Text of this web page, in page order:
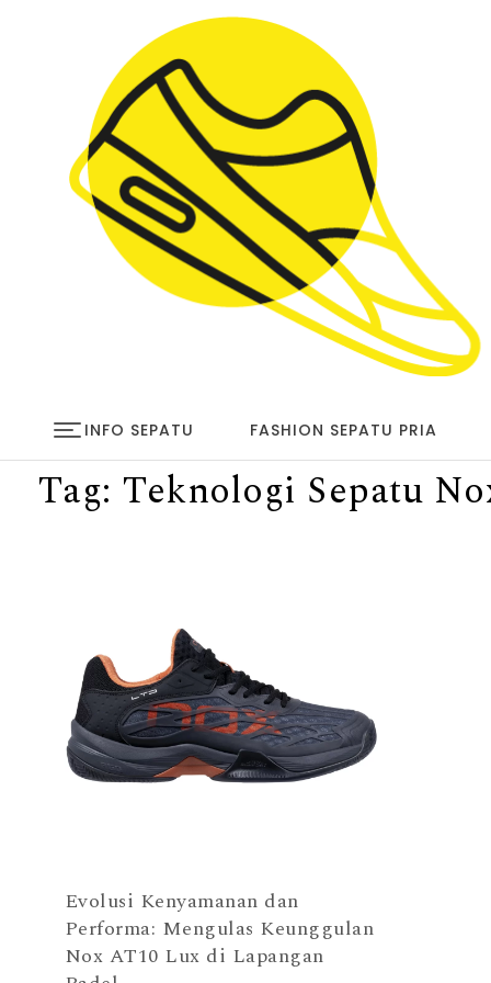
INFO SEPATU FASHION SEPATU PRIA
Tag: Teknologi Sepatu
Evolusi Kenyamanan dan
Performa: Mengulas Keunggulan
Nox AT10 Lux di Lapangan